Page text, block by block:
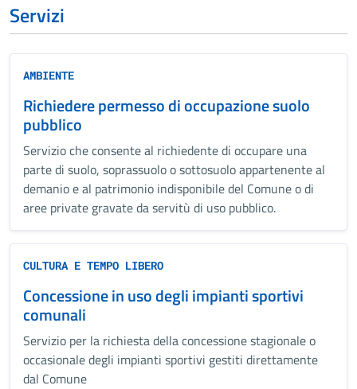
Servizi
AMBIENTE
Richiedere permesso di occupazione suolo
pubblico
Servizio che consente al richiedente di occupare una
parte di suolo, soprassuolo o sottosuolo appartenente al
demanio e al patrimonio indisponibile del Comune o di
aree private gravate da servitù di uso pubblico.
CULTURA E TEMPO LIBERO
Concessione in uso degli impianti sportivi
comunali
Servizio per la richiesta della concessione stagionale o
occasionale degli impianti sportivi gestiti direttamente
dal Comune